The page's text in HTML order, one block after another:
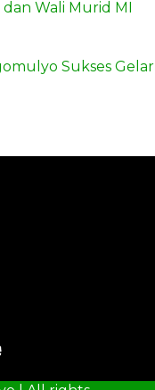
Wali Murid MI
Sukses Gelar